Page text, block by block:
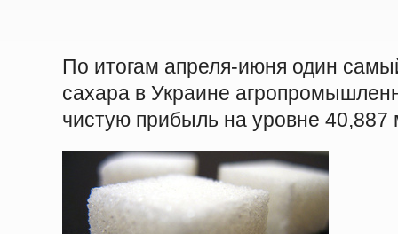
По итогам апреля-июня один
сахара в Украине
чистую прибыль на уровне 40,887